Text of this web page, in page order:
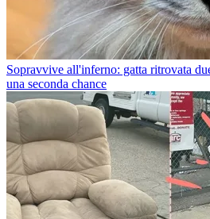
Sopravvive all'inferno: gatta ritrovata
una seconda chance